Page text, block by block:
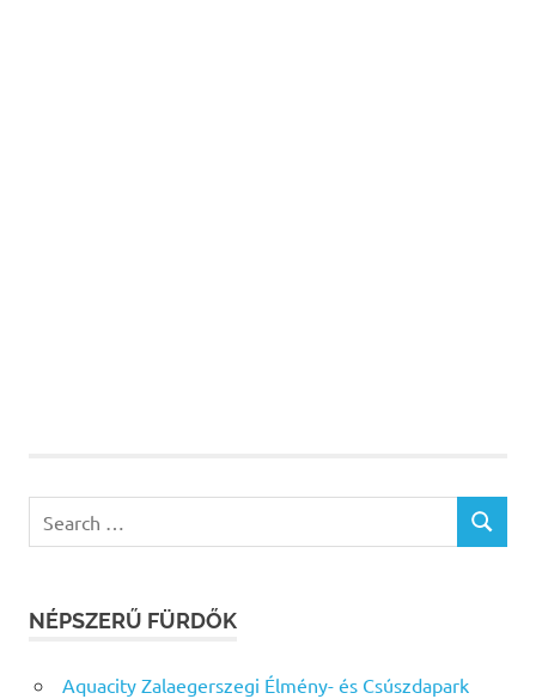
for:
SEARCH
NÉPSZERŰ FÜRDŐK
Aquacity Zalaegerszegi Élmény- és Csúszdapark